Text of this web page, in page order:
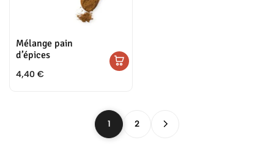
Mélange pain
d’épices
4,40 €
1 2